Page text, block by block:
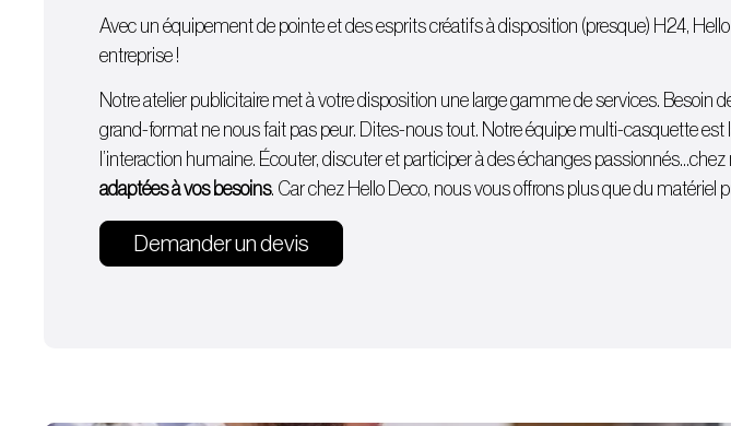
Avec un équipement de pointe et des esprits créatifs à disposition (presque) H24,
entreprise !
Notre atelier publicitaire met à votre disposition une large gamme de services. Besoin
grand-format ne nous fait pas peur. Dites-nous tout. Notre équipe multi-casquette est
l’interaction humaine. Écouter, discuter et participer à des échanges
adaptées à vos besoins. Car chez Hello Deco, nous vous offrons plus que du matériel
Demander un devis